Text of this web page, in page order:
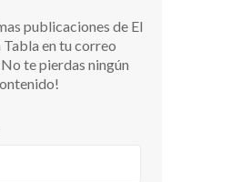
publicaciones de El
Tabla en tu correo
te pierdas ningún